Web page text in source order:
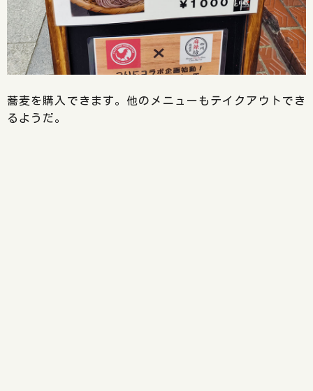
蕎麦を購入できます。他のメニューもテイクアウトでき
るようだ。